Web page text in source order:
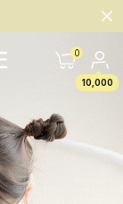
0
10,000